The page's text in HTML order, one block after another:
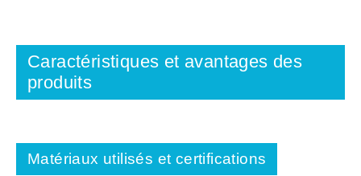
Caractéristiques et avantages des
produits
Matériaux utilisés et certifications